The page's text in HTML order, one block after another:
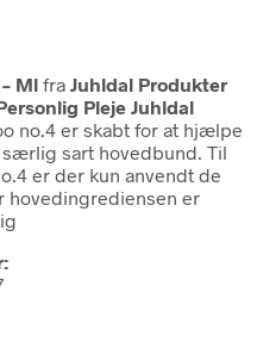
Ml fra Juhldal Produkter
Pleje Juhldal
no.4 er skabt for at hjælpe
sart hovedbund. Til
er der kun anvendt de
hovedingrediensen er